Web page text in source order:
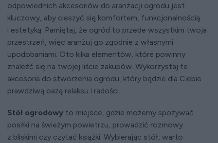
odpowiednich akcesoriów do aranżacji ogrodu jest
kluczowy, aby cieszyć się komfortem, funkcjonalnością
i estetyką. Pamiętaj, że ogród to przede wszystkim twoja
przestrzeń, więc aranżuj go zgodnie z własnymi
upodobaniami. Oto kilka elementów, które powinny
znaleźć się na twojej liście zakupów. Wykorzystaj te
akcesoria do stworzenia ogrodu, który będzie dla Ciebie
prawdziwą oazą relaksu i radości.
Stół ogrodowy to miejsce, gdzie możemy spożywać
posiłki na świeżym powietrzu, prowadzić rozmowy
z bliskimi czy czytać książki. Wybierając stół, warto